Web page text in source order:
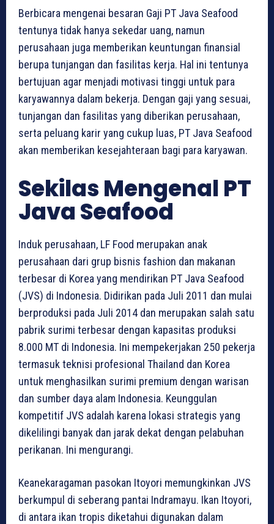
Berbicara mengenai besaran Gaji PT Java Seafood
tentunya tidak hanya sekedar uang, namun
perusahaan juga memberikan keuntungan finansial
berupa tunjangan dan fasilitas kerja. Hal ini tentunya
bertujuan agar menjadi motivasi tinggi untuk para
karyawannya dalam bekerja. Dengan gaji yang sesuai,
tunjangan dan fasilitas yang diberikan perusahaan,
serta peluang karir yang cukup luas, PT Java Seafood
akan memberikan kesejahteraan bagi para karyawan.
Sekilas Mengenal PT
Java Seafood
Induk perusahaan, LF Food merupakan anak
perusahaan dari grup bisnis fashion dan makanan
terbesar di Korea yang mendirikan PT Java Seafood
(JVS) di Indonesia. Didirikan pada Juli 2011 dan mulai
berproduksi pada Juli 2014 dan merupakan salah satu
pabrik surimi terbesar dengan kapasitas produksi
8.000 MT di Indonesia. Ini mempekerjakan 250 pekerja
termasuk teknisi profesional Thailand dan Korea
untuk menghasilkan surimi premium dengan warisan
dan sumber daya alam Indonesia. Keunggulan
kompetitif JVS adalah karena lokasi strategis yang
dikelilingi banyak dan jarak dekat dengan pelabuhan
perikanan. Ini mengurangi.
Keanekaragaman pasokan Itoyori memungkinkan JVS
berkumpul di seberang pantai Indramayu. Ikan Itoyori,
di antara ikan tropis diketahui digunakan dalam